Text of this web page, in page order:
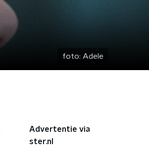
foto: Adele
Advertentie via
ster.nl